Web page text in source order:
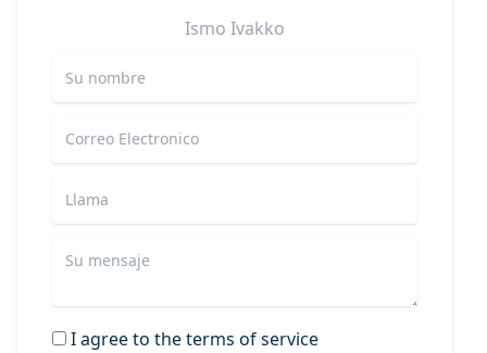
Ismo Ivakko
I agree to the terms of service